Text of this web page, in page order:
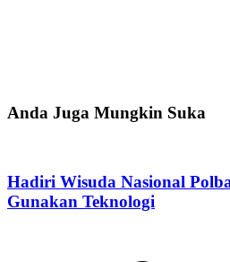
Anda Juga Mungkin Suka
Hadiri Wisuda Nasional
Gunakan Teknologi